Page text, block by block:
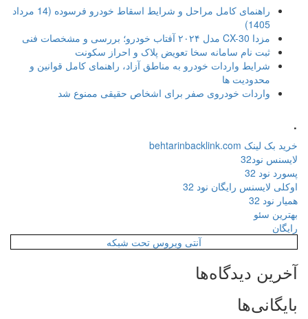
راهنمای کامل مراحل و شرایط اسقاط خودرو فرسوده (14 مرداد
1405)
مزدا CX-30 مدل ۲۰۲۴ آفتاب خودرو؛ بررسی و مشخصات فنی
ثبت نام سامانه سخا تعویض پلاک و احراز سکونت
شرایط واردات خودرو به مناطق آزاد، راهنمای کامل قوانین و
محدودیت ها
واردات خودروی صفر برای اشخاص حقیقی ممنوع شد
خرید بک لینک behtarinbacklink.com
لایسنس نود32
پسورد نود 32
اوکلی لایسنس رایگان نود 32
همیار نود 32
بهترین سئو
رایگان
آنتی ویروس تحت شبکه
آخرین دیدگاه‌ها
بایگانی‌ها